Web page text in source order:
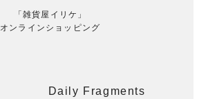
「雑貨屋イリケ」
オンラインショッピング
Daily Fragments